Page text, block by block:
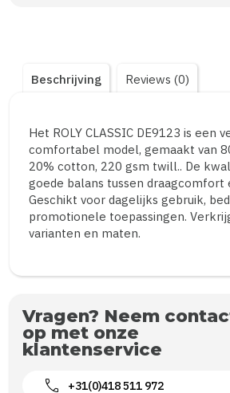
Beschrijving Reviews (0)
Het ROLY CLASSIC DE9123 is een
comfortabel model, gemaakt van
20% cotton, 220 gsm twill.. De
goede balans tussen draagcomfort
Geschikt voor dagelijks gebruik,
promotionele toepassingen.
varianten en maten.
Vragen? Neem
op met onze
klantenservice
call +31(0)418 511 972